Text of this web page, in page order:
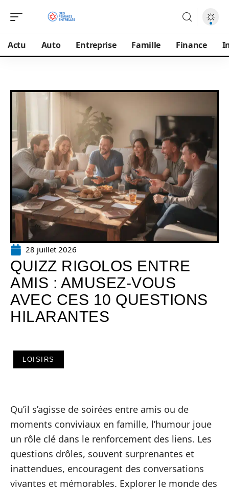
Actu Auto Entreprise Famille Finance
28 juillet 2026
QUIZZ RIGOLOS ENTRE
AMIS : AMUSEZ-VOUS
AVEC CES 10 QUESTIONS
HILARANTES
LOISIRS
Qu’il s’agisse de soirées entre amis ou de
moments conviviaux en famille, l’humour joue
un rôle clé dans le renforcement des liens. Les
questions drôles, souvent surprenantes et
inattendues, encouragent des conversations
vivantes et mémorables. Explorer le monde des